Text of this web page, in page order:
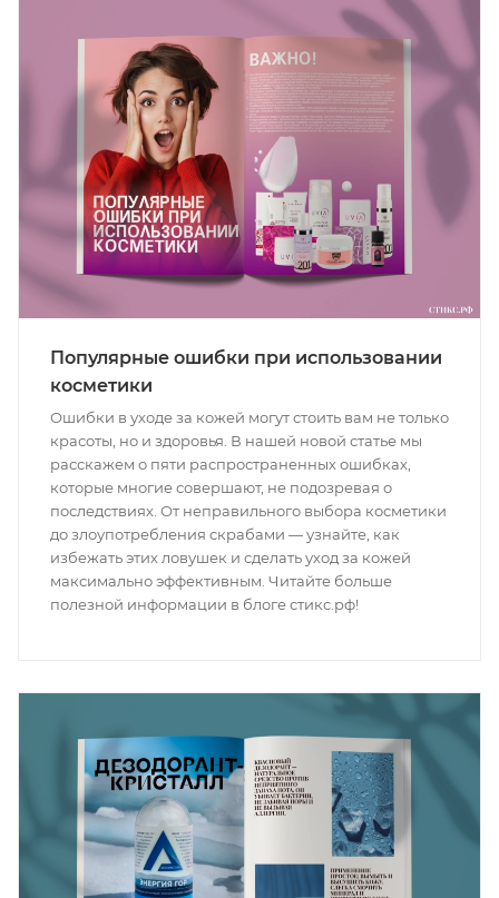
Популярные ошибки при использовании
косметики
Ошибки в уходе за кожей могут стоить вам не только
красоты, но и здоровья. В нашей новой статье мы
расскажем о пяти распространенных ошибках,
которые многие совершают, не подозревая о
последствиях. От неправильного выбора косметики
до злоупотребления скрабами — узнайте, как
избежать этих ловушек и сделать уход за кожей
максимально эффективным. Читайте больше
полезной информации в блоге стикс.рф!